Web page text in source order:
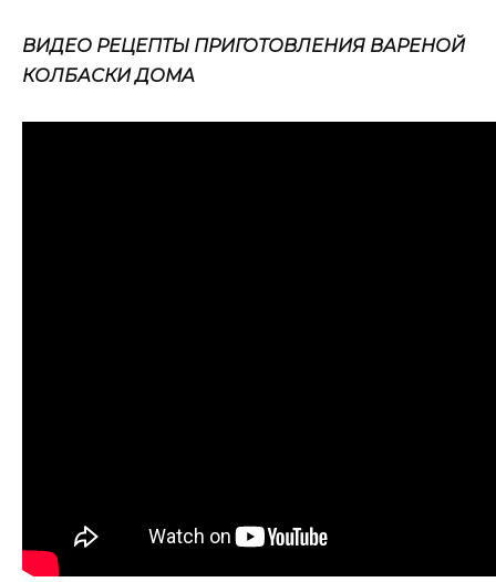
ВИДЕО РЕЦЕПТЫ ПРИГОТОВЛЕНИЯ ВАРЕНОЙ
КОЛБАСКИ ДОМА